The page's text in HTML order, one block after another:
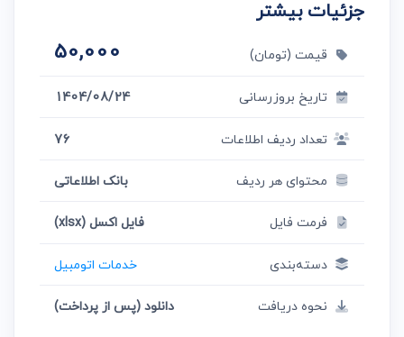
جزئیات بیشتر
قیمت (تومان) 50,000
تاریخ بروزرسانی
1404/08/24
تعداد ردیف اطلاعات
76
محتوای هر ردیف
بانک اطلاعاتی
فرمت فایل
فایل اکسل (xlsx)
دسته‌بندی
خدمات اتومبیل
نحوه دریافت
دانلود (پس از پرداخت)